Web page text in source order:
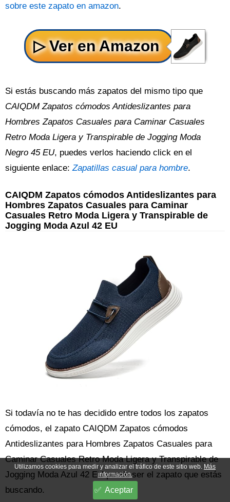
sobre este zapato en amazon.
Si estás buscando más zapatos del mismo tipo que
CAIQDM Zapatos cómodos Antideslizantes para
Hombres Zapatos Casuales para Caminar Casuales
Retro Moda Ligera y Transpirable de Jogging Moda
Negro 45 EU, puedes verlos haciendo click en el
siguiente enlace:Zapatillas casual para hombre.
CAIQDM Zapatos cómodos Antideslizantes para
Hombres Zapatos Casuales para Caminar
Casuales Retro Moda Ligera y Transpirable de
Jogging Moda Azul 42 EU
Si todavía no te has decidido entre todos los zapatos
cómodos, el zapato CAIQDM Zapatos cómodos
Antideslizantes para Hombres Zapatos Casuales para
Caminar Casuales Retro Moda Ligera y Transpirable de
Jogging Moda Azul 42 EU puede ser el zapato que estás
buscando.
Utilizamos cookies para medir y analizar el tráfico de este sitio web. Más
información.
Aceptar